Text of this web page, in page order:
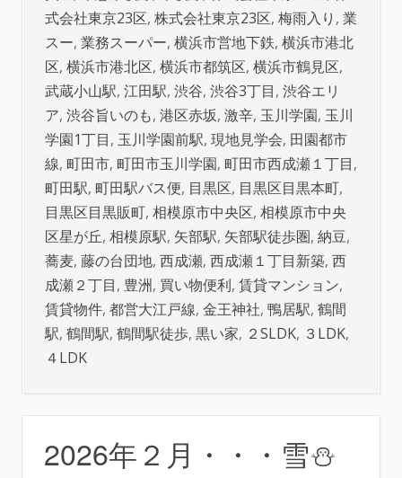
式会社東京23区, 株式会社東京23区, 梅雨入り , 業
スー, 業務スーパー, 横浜市営地下鉄, 横浜市港北
区, 横浜市港北区, 横浜市都筑区, 横浜市鶴見区,
武蔵小山駅, 江田駅, 渋谷, 渋谷3丁目, 渋谷エリ
ア, 渋谷旨いのも, 港区赤坂, 激辛, 玉川学園, 玉川
学園1丁目, 玉川学園前駅, 現地見学会, 田園都市
線, 町田市, 町田市玉川学園, 町田市西成瀬１丁目,
町田駅, 町田駅バス便, 目黒区, 目黒区目黒本町,
目黒区目黒販町, 相模原市中央区, 相模原市中央
区星が丘, 相模原駅, 矢部駅, 矢部駅徒歩圏, 納豆,
蕎麦, 藤の台団地, 西成瀬, 西成瀬１丁目新築, 西
成瀬２丁目, 豊洲, 買い物便利, 賃貸マンション,
賃貸物件, 都営大江戸線, 金王神社, 鴨居駅, 鶴間
駅, 鶴間駅, 鶴間駅徒歩, 黒い家, ２SLDK, ３LDK,
４LDK
2026年２月・・・雪⛄